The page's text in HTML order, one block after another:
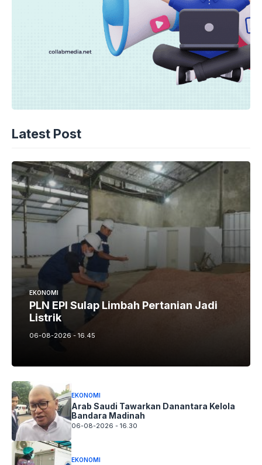
Latest Post
EKONOMI
PLN EPI Sulap Limbah Pertanian Jadi
Listrik
06-08-2026 - 16.45
EKONOMI
Arab Saudi Tawarkan Danantara Kelola
Bandara Madinah
06-08-2026 - 16.30
EKONOMI